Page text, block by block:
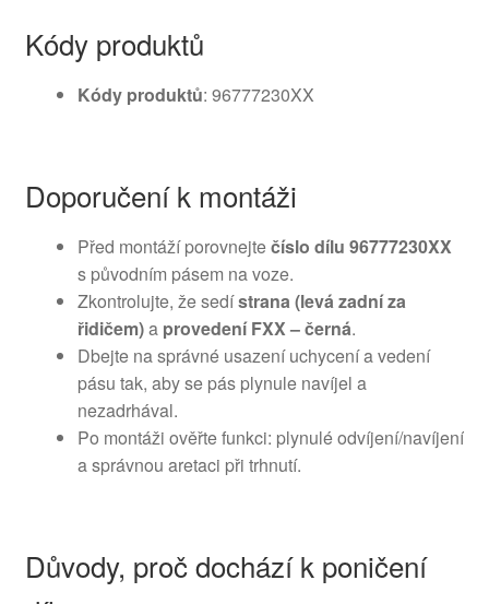
Kódy produktů
Kódy produktů: 96777230XX
Doporučení k montáži
Před montáží porovnejtečíslo dílu 96777230XX
s původním pásem na voze.
Zkontrolujte, že sedístrana (levá zadní za
řidičem)a provedení FXX – černá.
Dbejte na správné usazení uchycení a vedení
pásu tak, aby se pás plynule navíjel a
nezadrhával.
Po montáži ověřte funkci: plynulé odvíjení/navíjení
a správnou aretaci při trhnutí.
Důvody, proč dochází k poničení